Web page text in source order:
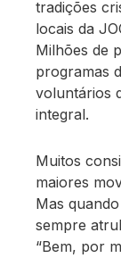
tradições
locais da
Milhões de
programas
voluntários
integral.
Muitos
maiores
Mas
sempre
“Bem, por